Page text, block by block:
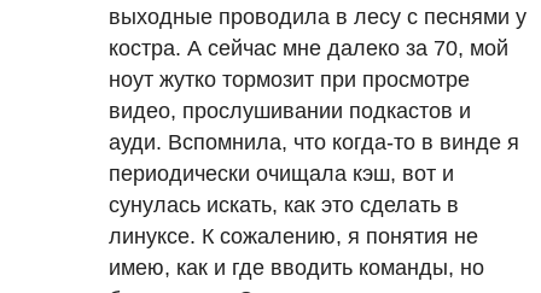
выходные проводила в лесу с песнями у
костра. А сейчас мне далеко за 70, мой
ноут жутко тормозит при просмотре
видео, прослушивании подкастов и
ауди. Вспомнила, что когда-то в винде я
периодически очищала кэш, вот и
сунулась искать, как это сделать в
линуксе. К сожалению, я понятия не
имею, как и где вводить команды, но